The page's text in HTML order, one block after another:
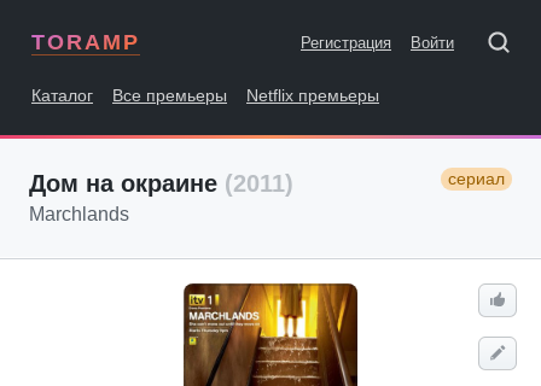
TORAMP Регистрация Войти
Каталог Все премьеры Netflix премьеры
Дом на окраине (2011) сериал
Marchlands